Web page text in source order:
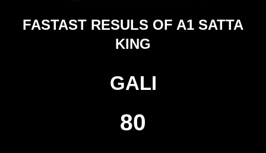
FASTAST RESULS OF A1 SATTA
KING
GALI
80